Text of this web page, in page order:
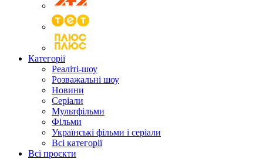
Категорії
Реаліті-шоу
Розважальні шоу
Новини
Серіали
Мультфільми
Фільми
Українські фільми і серіали
Всі категорії
Всі проєкти